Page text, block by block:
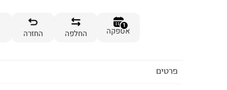
1
אספקה החלפה החזרה
פרטים